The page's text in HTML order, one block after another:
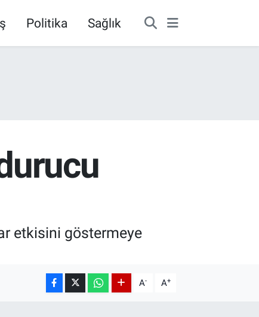
Politika Sağlık
etkisini göstermeye
A- A+